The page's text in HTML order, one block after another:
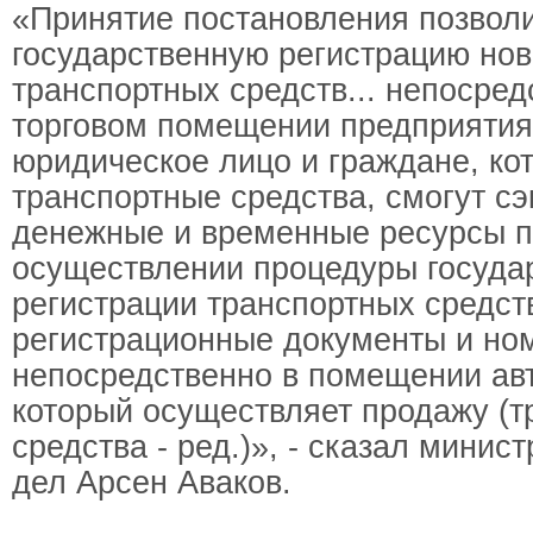
«Принятие постановления
государственную регистрацию
транспортных средств...
торговом помещении
юридическое лицо и граждане,
транспортные средства, смогут
денежные и временные ресурсы
осуществлении процедуры
регистрации транспортных
регистрационные документы и
непосредственно в помещении
который осуществляет продажу
средства - ред.)», - сказал
дел Арсен Аваков.